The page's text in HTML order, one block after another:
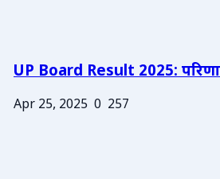
UP Board Result 2025:
Apr 25, 2025 0 257